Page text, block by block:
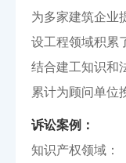
为多家建筑企业
设工程领域积累
结合建工知识和
累计为顾问单位
诉讼案例：
知识产权领域：